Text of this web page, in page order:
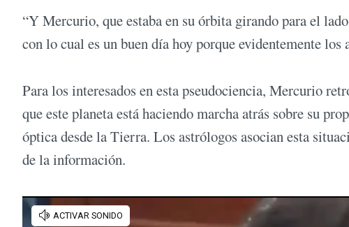
“Y Mercurio, que estaba en su órbita girando para el
con lo cual es un buen día hoy porque evidentemente
Para los interesados en esta pseudociencia, Mercurio
que este planeta está haciendo marcha atrás sobre su
óptica desde la Tierra. Los astrólogos asocian esta
de la información.